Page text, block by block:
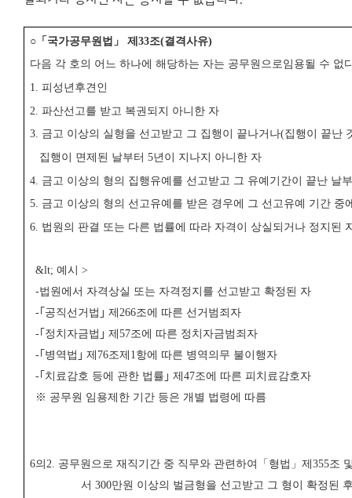
○「국가공무원법 」 제 33조(결격사유)
다음 각 호의 어느 하나에 해당하는 자는 공무원으로임용될 수 없
1. 피성년후견인
2. 파산선고를 받고 복권되지 아니한 자
3. 금고 이상의 실형을 선고받고 그 집행이 끝나거나(집행이 끝난
집행이 면제된 날부터 5년이 지나지 아니한 자
4. 금고 이상의 형의 집행유예를 선고받고 그 유예기간이 끝난 날
5. 금고 이상의 형의 선고유예를 받은 경우에 그 선고유예 기간 중
6. 법원의 판결 또는 다른 법률에 따라 자격이 상실되거나 정지된
&lt; 예시 >
-법원에서 자격상실 또는 자격정지를 선고받고 확정된 자
-｢ 공직선거법 ｣ 제 266조에 따른 선거범죄자
-｢ 정치자금법 ｣ 제 57조에 따른 정치자금범죄자
-｢ 병역법 ｣ 제 76조제 1 항에 따른 병역의무 불이행자
-｢ 치료감호 등에 관한 법률 ｣ 제 47조에 따른 피치료감호자
※ 공무원 임용제한 기간 등은 개별 법령에 따름
6의 2. 공무원으로 재직기간 중 직무와 관련하여 「 형법 」 제355조
서 300만원 이상의 벌금형을 선고받고 그 형이 확정된